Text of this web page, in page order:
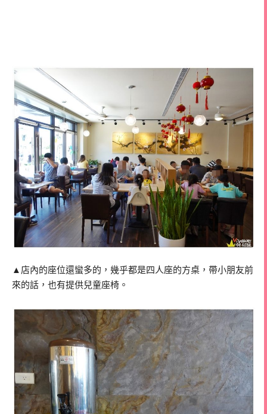
▲店內的座位還蠻多的，幾乎都是四人座的方桌，帶小朋友前
來的話，也有提供兒童座椅。